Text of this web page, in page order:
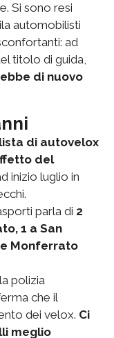
Si sono resi
automobilisti
ad
titolo di guida,
di nuovo
di autovelox
del
inizio luglio in
parla di 2
1 a San
Monferrato
polizia
che il
dei velox. Ci
meglio